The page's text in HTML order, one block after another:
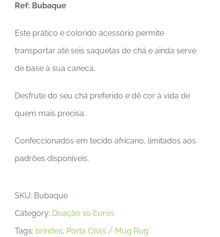
Ref: Bubaque
Este prático e colorido acessório permite
transportar até seis saquetas de chá e ainda serve
de base à sua caneca.
Desfrute do seu chá preferido e dê cor à vida de
quem mais precisa.
Confeccionados em tecido africano, limitados aos
padrões disponíveis.
SKU: Bubaque
Category: Doação 10 Euros
Tags: brindes, Porta Chás / Mug Rug